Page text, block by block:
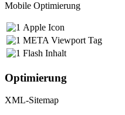
Mobile Optimierung
Apple Icon
META Viewport Tag
Flash Inhalt
Optimierung
XML-Sitemap